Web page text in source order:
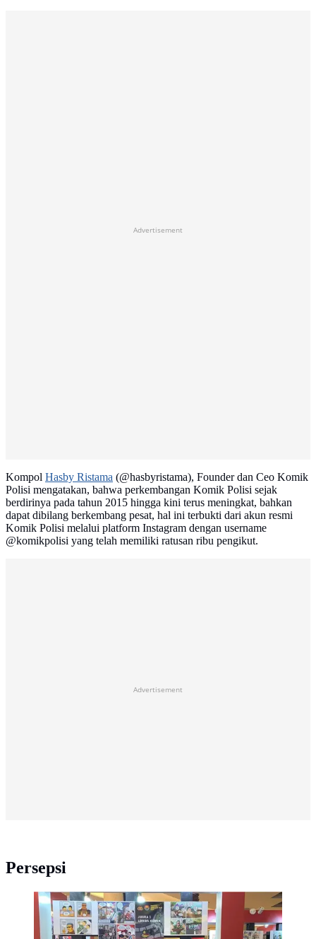
Advertisement
Kompol Hasby Ristama (@hasbyristama), Founder dan Ceo Komik
Polisi mengatakan, bahwa perkembangan Komik Polisi sejak
berdirinya pada tahun 2015 hingga kini terus meningkat, bahkan
dapat dibilang berkembang pesat, hal ini terbukti dari akun resmi
Komik Polisi melalui platform Instagram dengan username
@komikpolisi yang telah memiliki ratusan ribu pengikut.
Advertisement
Persepsi
Kompol Hasby Ristama Founder dan Ceo Komik
Polisi